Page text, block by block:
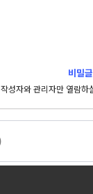
비밀
작성자와 관리자만 열람하